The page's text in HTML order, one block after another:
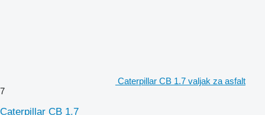
Caterpillar CB 1.7 valjak za asfalt
7
Caterpillar CB 1.7